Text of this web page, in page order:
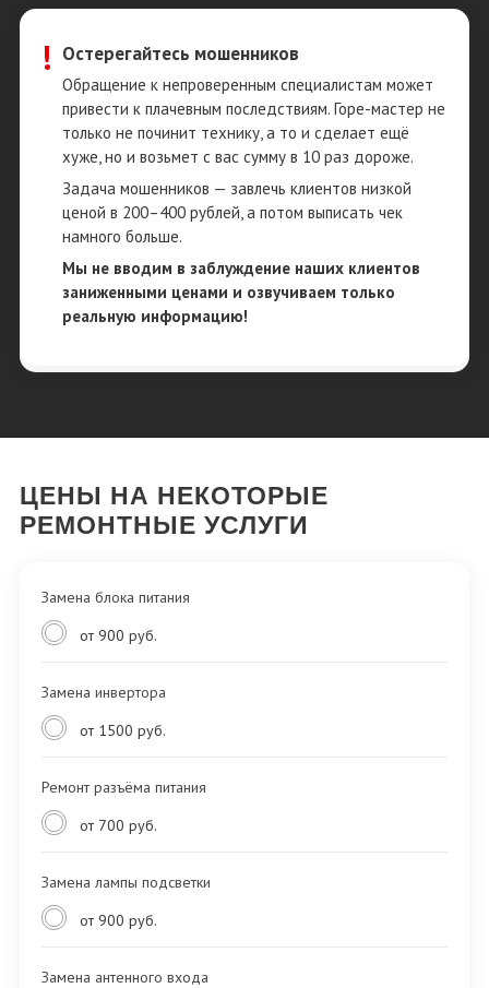
! Остерегайтесь мошенников
Обращение к непроверенным специалистам может
привести к плачевным последствиям. Горе-мастер не
только не починит технику, а то и сделает ещё
хуже, но и возьмет с вас сумму в 10 раз дороже.
Задача мошенников — завлечь клиентов низкой
ценой в 200–400 рублей, а потом выписать чек
намного больше.
Мы не вводим в заблуждение наших клиентов
заниженными ценами и озвучиваем только
реальную информацию!
ЦЕНЫ НА НЕКОТОРЫЕ
РЕМОНТНЫЕ УСЛУГИ
Замена блока питания
от 900 руб.
Замена инвертора
от 1500 руб.
Ремонт разъёма питания
от 700 руб.
Замена лампы подсветки
от 900 руб.
Замена антенного входа